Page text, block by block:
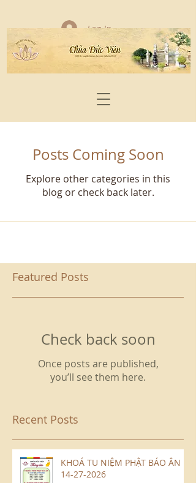
Log In
Posts Coming Soon
Explore other categories in this
blog or check back later.
Featured Posts
Check back soon
Once posts are published,
you’ll see them here.
Recent Posts
KHOÁ TU NIỆM PHẬT BÁO ÂN
14-27-2026